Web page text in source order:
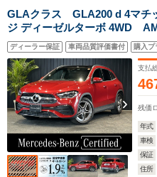
GLAクラス GLA200 d 4マチ
ジ ディーゼルターボ 4WD
バンスドパッケージパノラミ
レーダーセーフティーパッケ
ップディスプレイ/シートヒー
エントライト64色
ディーラー保証 車両品質評価書付 購入プ
支払
残価
年式
車検
保証
住所